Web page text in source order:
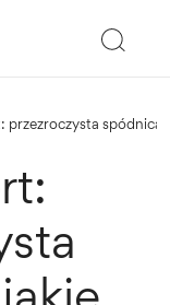
przezroczysta